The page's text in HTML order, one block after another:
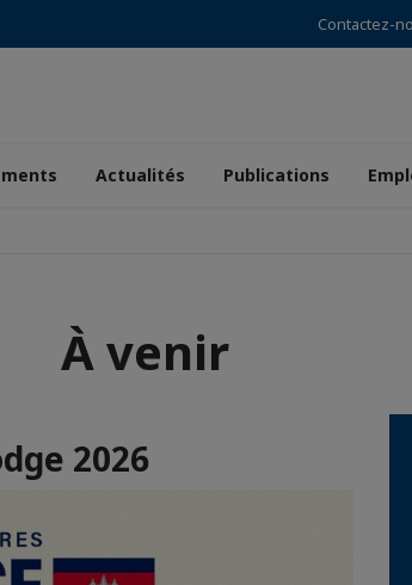
Contactez-
Actualités Publications
À venir
2026